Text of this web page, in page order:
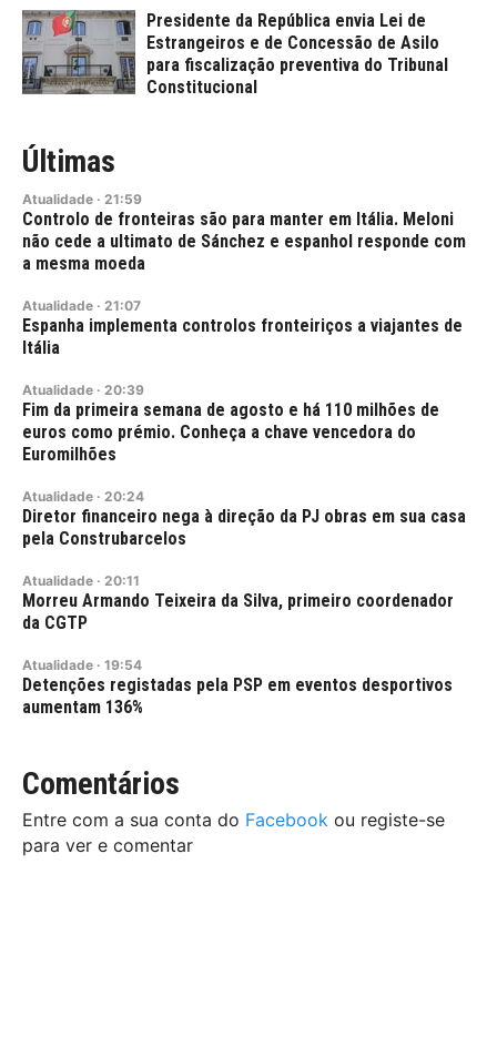
Presidente da República envia Lei de
Estrangeiros e de Concessão de Asilo
para fiscalização preventiva do Tribunal
Constitucional
Últimas
Atualidade · 21:59
Controlo de fronteiras são para manter em Itália. Meloni
não cede a ultimato de Sánchez e espanhol responde com
a mesma moeda
Atualidade · 21:07
Espanha implementa controlos fronteiriços a viajantes de
Itália
Atualidade · 20:39
Fim da primeira semana de agosto e há 110 milhões de
euros como prémio. Conheça a chave vencedora do
Euromilhões
Atualidade · 20:24
Diretor financeiro nega à direção da PJ obras em sua casa
pela Construbarcelos
Atualidade · 20:11
Morreu Armando Teixeira da Silva, primeiro coordenador
da CGTP
Atualidade · 19:54
Detenções registadas pela PSP em eventos desportivos
aumentam 136%
Comentários
Entre com a sua conta do Facebook ou registe-se
para ver e comentar